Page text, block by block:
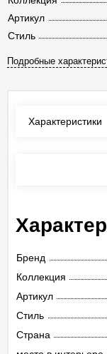
Артикул
Стиль
Подробные
Характеристики
Бренд
Коллекция
Артикул
Стиль
Страна